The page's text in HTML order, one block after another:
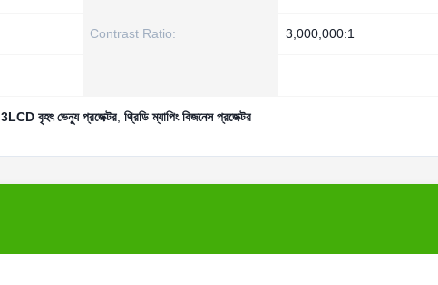
Contrast Ratio: 3,000,000:1
3LCD বৃহৎ ভেন্যু প্রজেক্টর থ্রিডি ম্যাপিং বিজনেস প্রজেক্টর